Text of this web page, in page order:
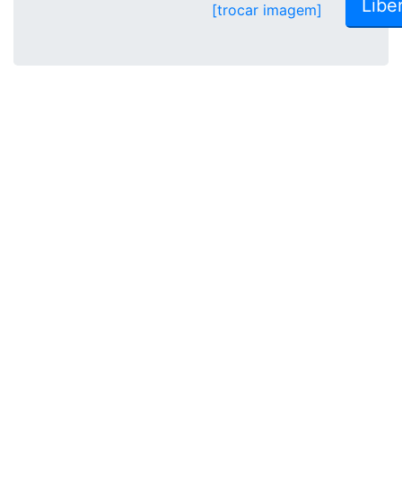
[trocar imagem]